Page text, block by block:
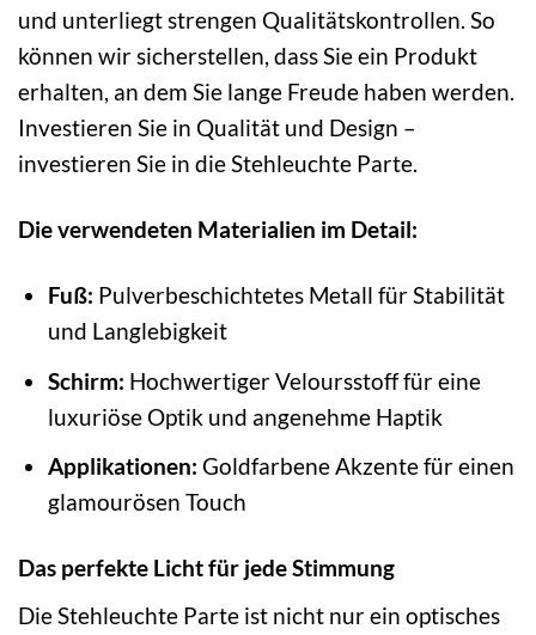
und unterliegt strengen Qualitätskontrollen. So
können wir sicherstellen, dass Sie ein Produkt
erhalten, an dem Sie lange Freude haben werden.
Investieren Sie in Qualität und Design –
investieren Sie in die Stehleuchte Parte.
Die verwendeten Materialien im Detail:
Fuß: Pulverbeschichtetes Metall für Stabilität
und Langlebigkeit
Schirm: Hochwertiger Veloursstoff für eine
luxuriöse Optik und angenehme Haptik
Applikationen: Goldfarbene Akzente für einen
glamourösen Touch
Das perfekte Licht für jede Stimmung
Die Stehleuchte Parte ist nicht nur ein optisches